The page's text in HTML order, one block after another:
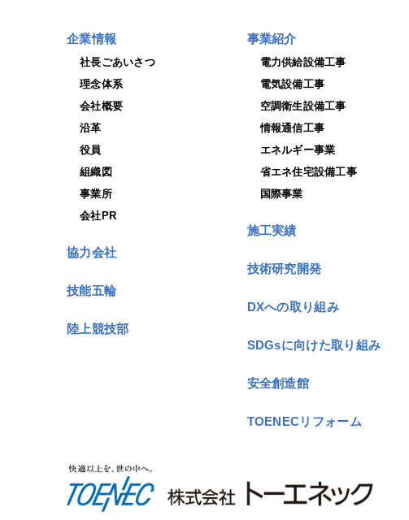
企業情報
社長ごあいさつ
理念体系
会社概要
沿革
役員
組織図
事業所
会社PR
協力会社
技能五輪
陸上競技部
事業紹介
電力供給設備工事
電気設備工事
空調衛生設備工事
情報通信工事
エネルギー事業
省エネ住宅設備工事
国際事業
施工実績
技術研究開発
DXへの取り組み
SDGsに向けた取り組み
安全創造館
TOENECリフォーム